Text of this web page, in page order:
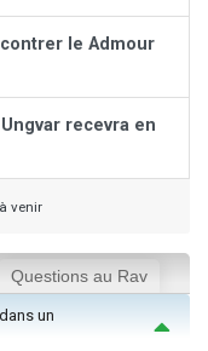
le Admour
recevra en
venir
Questions au Rav
un